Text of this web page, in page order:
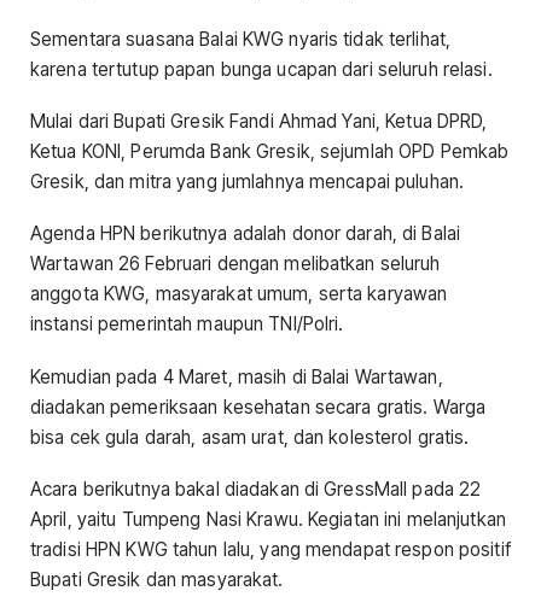
Sementara suasana Balai KWG nyaris tidak terlihat,
karena tertutup papan bunga ucapan dari seluruh relasi.
Mulai dari Bupati Gresik Fandi Ahmad Yani, Ketua DPRD,
Ketua KONI, Perumda Bank Gresik, sejumlah OPD Pemkab
Gresik, dan mitra yang jumlahnya mencapai puluhan.
Agenda HPN berikutnya adalah donor darah, di Balai
Wartawan 26 Februari dengan melibatkan seluruh
anggota KWG, masyarakat umum, serta karyawan
instansi pemerintah maupun TNI/Polri.
Kemudian pada 4 Maret, masih di Balai Wartawan,
diadakan pemeriksaan kesehatan secara gratis. Warga
bisa cek gula darah, asam urat, dan kolesterol gratis.
Acara berikutnya bakal diadakan di GressMall pada 22
April, yaitu Tumpeng Nasi Krawu. Kegiatan ini melanjutkan
tradisi HPN KWG tahun lalu, yang mendapat respon positif
Bupati Gresik dan masyarakat.